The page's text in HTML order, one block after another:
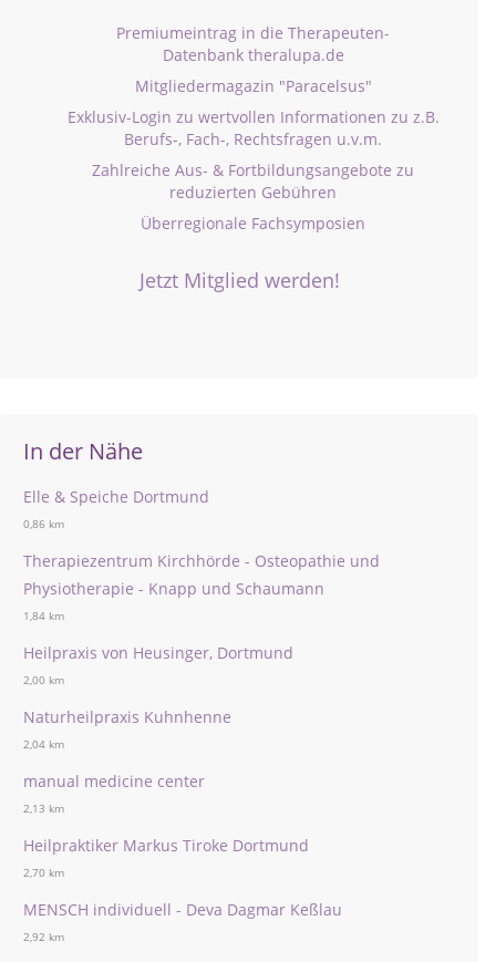
Premiumeintrag in die Therapeuten-
Datenbank theralupa.de
Mitgliedermagazin "Paracelsus"
Exklusiv-Login zu wertvollen Informationen zu z.B.
Berufs-, Fach-, Rechtsfragen u.v.m.
Zahlreiche Aus- & Fortbildungsangebote zu
reduzierten Gebühren
Überregionale Fachsymposien
Jetzt Mitglied werden!
In der Nähe
Elle & Speiche Dortmund
0,86 km
Therapiezentrum Kirchhörde - Osteopathie und
Physiotherapie - Knapp und Schaumann
1,84 km
Heilpraxis von Heusinger, Dortmund
2,00 km
Naturheilpraxis Kuhnhenne
2,04 km
manual medicine center
2,13 km
Heilpraktiker Markus Tiroke Dortmund
2,70 km
MENSCH individuell - Deva Dagmar Keßlau
2,92 km